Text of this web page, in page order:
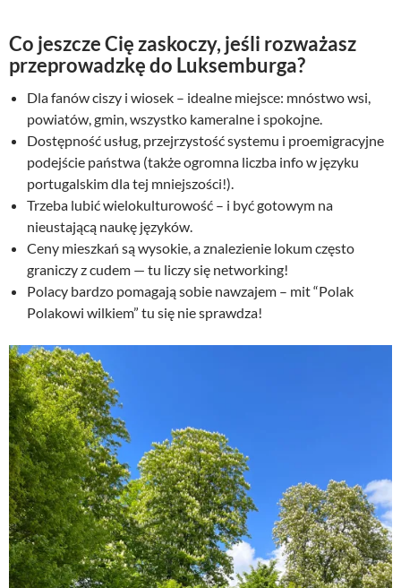
Co jeszcze Cię zaskoczy, jeśli rozważasz
przeprowadzkę do Luksemburga?
Dla fanów ciszy i wiosek – idealne miejsce: mnóstwo wsi,
powiatów, gmin, wszystko kameralne i spokojne.
Dostępność usług, przejrzystość systemu i proemigracyjne
podejście państwa (także ogromna liczba info w języku
portugalskim dla tej mniejszości!).
Trzeba lubić wielokulturowość – i być gotowym na
nieustającą naukę języków.
Ceny mieszkań są wysokie, a znalezienie lokum często
graniczy z cudem — tu liczy się networking!
Polacy bardzo pomagają sobie nawzajem – mit “Polak
Polakowi wilkiem” tu się nie sprawdza!